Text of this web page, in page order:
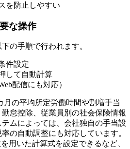
を防止しやすい
な操作
の手順で行われます。
件設定
して自動計算
配信にも対応）
月の平均所定労働時間や割増手当
怠控除、従業員別の社会保険情報
ムによっては、会社独自の手当設
の自動調整にも対応しています。
用いた計算式を設定できるなど、